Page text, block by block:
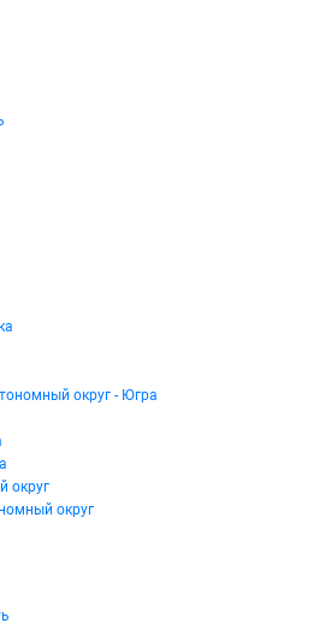
округ - Югра
округ
округ